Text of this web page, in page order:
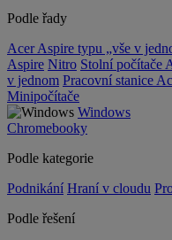
Podle řady
Acer Aspire typu „vše v
Aspire Nitro Stolní počítače
v jednom Pracovní stanice
Minipočítače
Windows
Chromebooky
Podle kategorie
Podnikání Hraní v cloudu
Podle řešení